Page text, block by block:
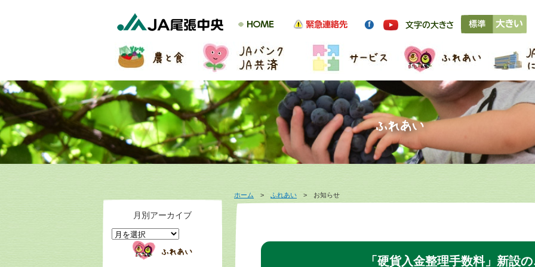
ホーム > ふれあい > お知らせ
「硬貨入金整理手数料」新設
月別アーカイブ